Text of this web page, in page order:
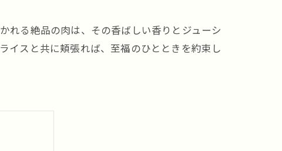
れる絶品の肉は、その香ばしい香りとジューシ
イスと共に頬張れば、至福のひとときを約束し